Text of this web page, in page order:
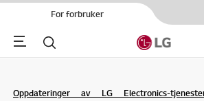
For forbruker
Menu Søk
Oppdateringer av LG Electronics-